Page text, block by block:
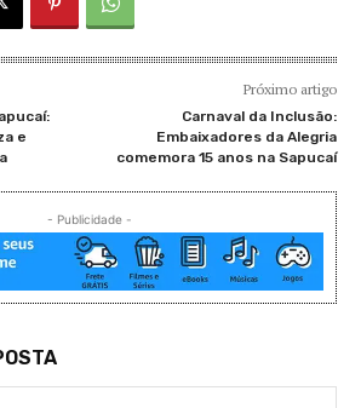
e
Próximo artigo
Carnaval da Inclusão:
Embaixadores da Alegria
comemora 15 anos na Sapucaí
- Publicidade -